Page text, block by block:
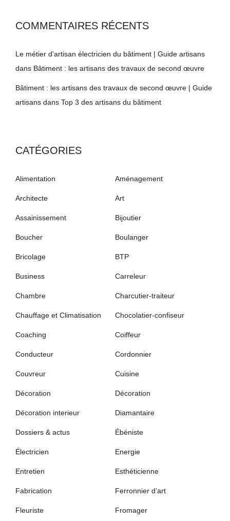
COMMENTAIRES RÉCENTS
Le métier d'artisan électricien du bâtiment | Guide artisans
dans Bâtiment : les artisans des travaux de second œuvre
Bâtiment : les artisans des travaux de second œuvre | Guide
artisans dans Top 3 des artisans du bâtiment
CATÉGORIES
Alimentation Aménagement
Architecte Art
Assainissement Bijoutier
Boucher Boulanger
Bricolage BTP
Business Carreleur
Chambre Charcutier-traiteur
Chauffage et Climatisation Chocolatier-confiseur
Coaching Coiffeur
Conducteur Cordonnier
Couvreur Cuisine
Décoration Décoration
Décoration interieur Diamantaire
Dossiers & actus Ébéniste
Électricien Energie
Entretien Esthéticienne
Fabrication Ferronnier d’art
Fleuriste Fromager